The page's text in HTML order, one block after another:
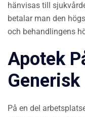
hänvisas till
betalar man den
och behandlingens
Apotek
På en del